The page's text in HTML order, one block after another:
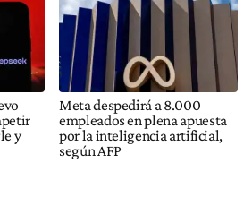
y
Meta despedirá a 8.000
empleados en plena apuesta
por la inteligencia artificial,
según AFP